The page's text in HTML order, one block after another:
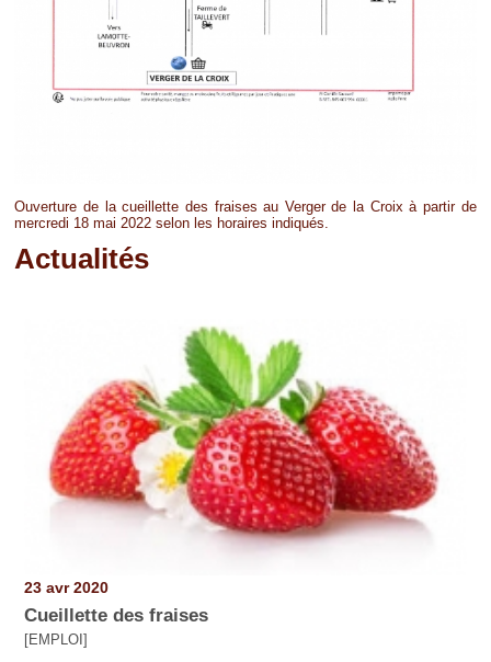
Ouverture de la cueillette des fraises au Verger de la Croix à partir de
mercredi 18 mai 2022 selon les horaires indiqués.
Actualités
23 avr 2020
Cueillette des fraises
[EMPLOI]